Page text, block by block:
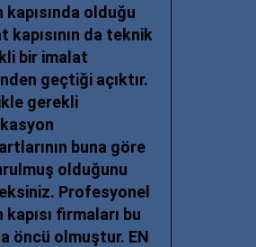
kapısında olduğu
kapısının da teknik
bir imalat
geçtiği açıktır.
gerekli
buna göre
olduğunu
Profesyonel
kapısı firmaları bu
öncü olmuştur. EN